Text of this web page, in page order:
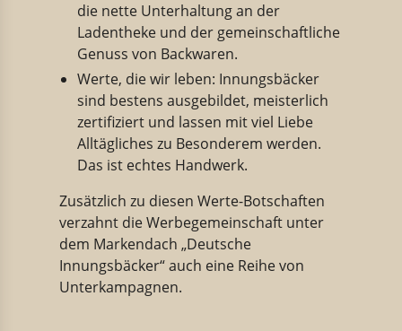
die nette Unterhaltung an der
Ladentheke und der gemeinschaftliche
Genuss von Backwaren.
Werte, die wir leben: Innungsbäcker
sind bestens ausgebildet, meisterlich
zertifiziert und lassen mit viel Liebe
Alltägliches zu Besonderem werden.
Das ist echtes Handwerk.
Zusätzlich zu diesen Werte-Botschaften
verzahnt die Werbegemeinschaft unter
dem Markendach „Deutsche
Innungsbäcker“ auch eine Reihe von
Unterkampagnen.